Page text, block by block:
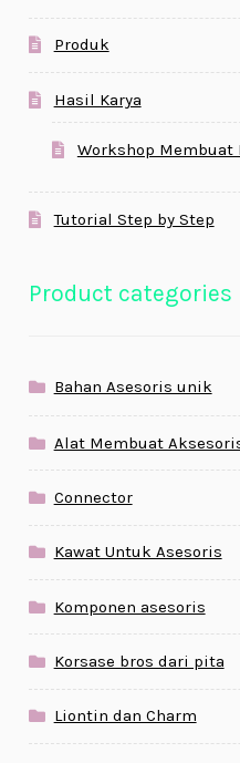
Produk
Hasil Karya
Workshop
Tutorial Step by Step
Product categories
Bahan Asesoris unik
Alat Membuat
Connector
Kawat Untuk Asesoris
Komponen asesoris
Korsase bros dari pita
Liontin dan Charm